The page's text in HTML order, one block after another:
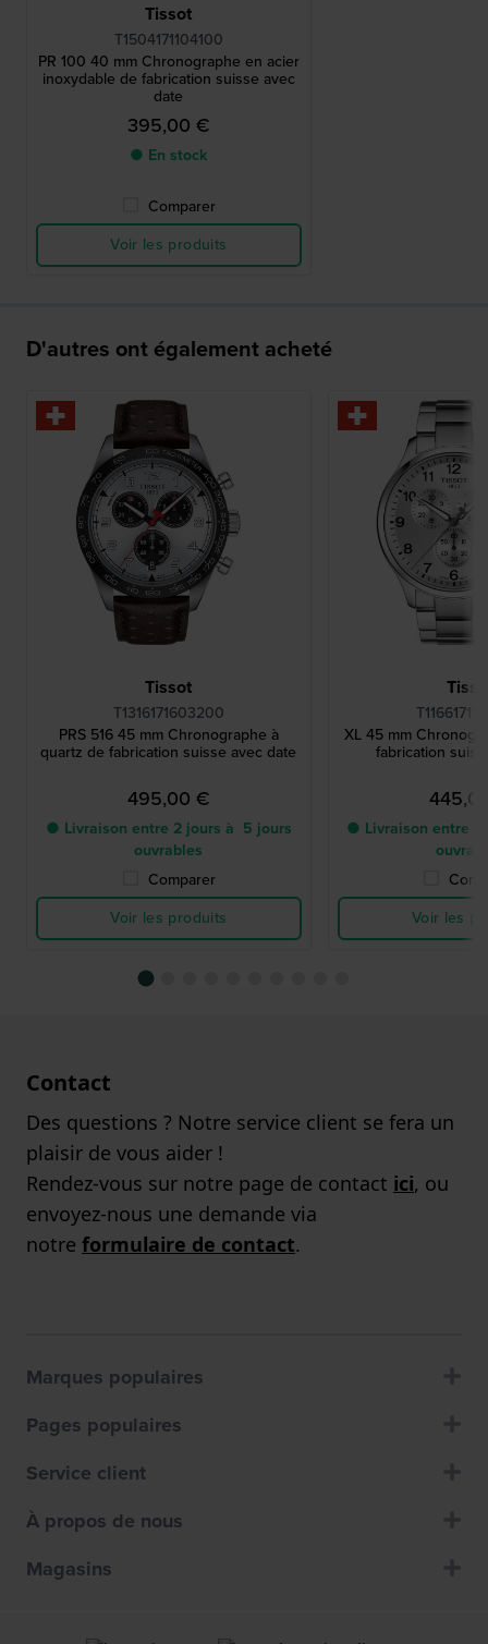
Tissot
T1504171104100
PR 100 40 mm Chronographe en acier
inoxydable de fabrication suisse avec
date
395,00 €
● En stock
Comparer
Voir les produits
D'autres ont également acheté
Tissot
T1316171603200
PRS 516 45 mm Chronographe à
quartz de fabrication suisse avec date
495,00 €
● Livraison entre 2 jours à 5 jours
ouvrables
Comparer
Voir les produits
XL 45 mm
fabrication
● Livraison entre
Voir les
Contact
Des questions ? Notre service client se fera un
plaisir de vous aider !
Rendez-vous sur notre page de contact ici, ou
envoyez-nous une demande via
notre formulaire de contact.
Marques populaires
Pages populaires
Service client
À propos de nous
Magasins